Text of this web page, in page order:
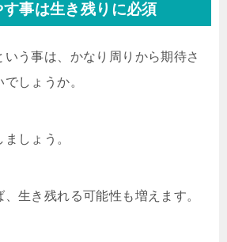
事は生き残りに必須
いう事は、かなり周りから期待さ
しょうか。
しょう。
生き残れる可能性も増えます。